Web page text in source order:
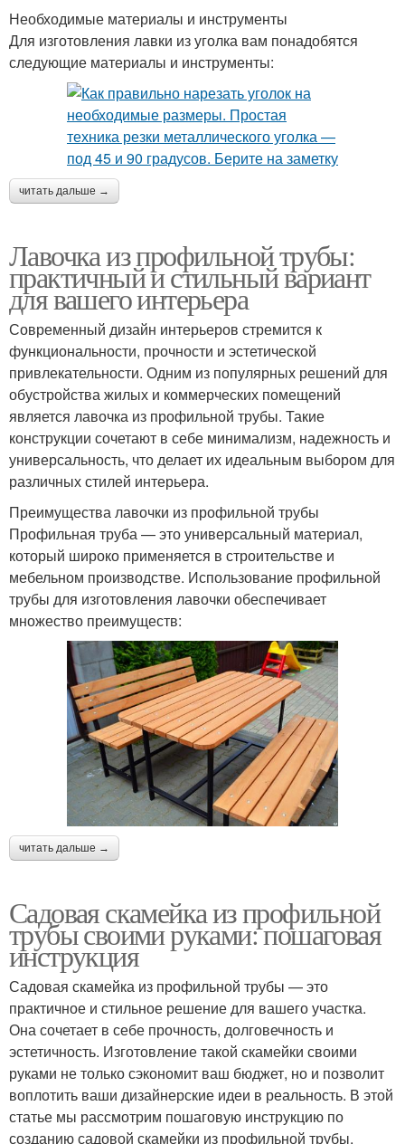
Необходимые материалы и инструменты
Для изготовления лавки из уголка вам понадобятся
следующие материалы и инструменты:
читать дальше →
Лавочка из профильной трубы:
практичный и стильный вариант
для вашего интерьера
Современный дизайн интерьеров стремится к
функциональности, прочности и эстетической
привлекательности. Одним из популярных решений для
обустройства жилых и коммерческих помещений
является лавочка из профильной трубы. Такие
конструкции сочетают в себе минимализм, надежность и
универсальность, что делает их идеальным выбором для
различных стилей интерьера.
Преимущества лавочки из профильной трубы
Профильная труба — это универсальный материал,
который широко применяется в строительстве и
мебельном производстве. Использование профильной
трубы для изготовления лавочки обеспечивает
множество преимуществ:
читать дальше →
Садовая скамейка из профильной
трубы своими руками: пошаговая
инструкция
Садовая скамейка из профильной трубы — это
практичное и стильное решение для вашего участка.
Она сочетает в себе прочность, долговечность и
эстетичность. Изготовление такой скамейки своими
руками не только сэкономит ваш бюджет, но и позволит
воплотить ваши дизайнерские идеи в реальность. В этой
статье мы рассмотрим пошаговую инструкцию по
созданию садовой скамейки из профильной трубы.